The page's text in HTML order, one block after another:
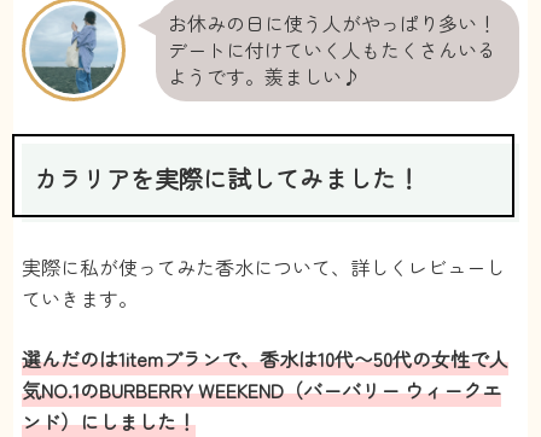
お休みの日に使う人がやっぱり多い！
デートに付けていく人もたくさんいる
ようです。羨ましい♪
カラリアを実際に試してみました！
実際に私が使ってみた香水について、詳しくレビューし
ていきます。
選んだのは1itemプランで、香水は10代〜50代の女性で人
気NO.1のBURBERRY WEEKEND（バーバリー ウィークエ
ンド）にしました！